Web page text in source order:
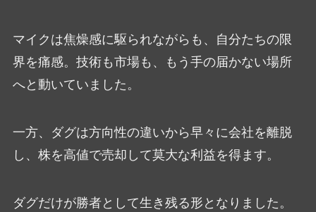
マイクは焦燥感に駆られながらも、自分たちの限
界を痛感。技術も市場も、もう手の届かない場所
へと動いていました。
一方、ダグは方向性の違いから早々に会社を離脱
し、株を高値で売却して莫大な利益を得ます。
ダグだけが勝者として生き残る形となりました。